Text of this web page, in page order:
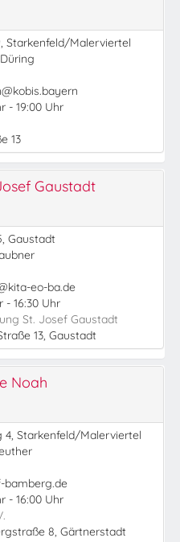
Starkenfeld/Malerviertel
- 19:00 Uhr
13
Gaustadt
Gaustadt
eo-ba.de
- 16:30 Uhr
St. Josef Gaustadt
13, Gaustadt
Noah
4, Starkenfeld/Malerviertel
bamberg.de
- 16:00 Uhr
8, Gärtnerstadt